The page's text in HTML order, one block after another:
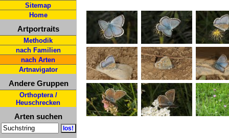
Sitemap
Home
Artportraits
Methodik
nach Familien
nach Arten
Artnavigator
Andere Gruppen
Orthoptera /
Heuschrecken
Arten suchen